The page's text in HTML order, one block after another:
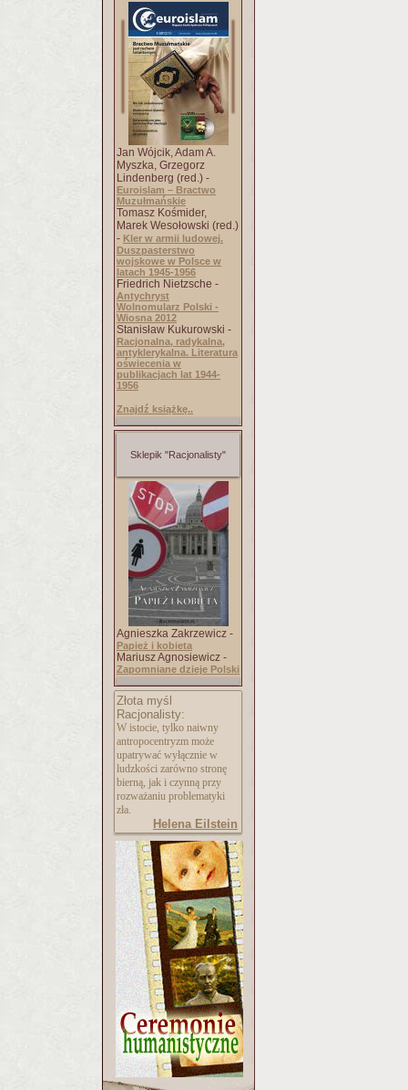
Jan Wójcik, Adam A.
Myszka, Grzegorz
Lindenberg (red.) -
Euroislam – Bractwo
Muzułmańskie
Tomasz Kośmider,
Marek Wesołowski (red.)
- Kler w armii ludowej.
Duszpasterstwo
wojskowe w Polsce w
latach 1945-1956
Friedrich Nietzsche -
Antychryst
Wolnomularz Polski -
Wiosna 2012
Stanisław Kukurowski -
Racjonalna, radykalna,
antyklerykalna. Literatura
oświecenia w
publikacjach lat 1944-
1956
Znajdź książkę..
Sklepik "Racjonalisty"
Agnieszka Zakrzewicz -
Papież i kobieta
Mariusz Agnosiewicz -
Zapomniane dzieje Polski
Złota myśl
Racjonalisty:
W istocie, tylko naiwny
antropocentryzm może
upatrywać wyłącznie w
ludzkości zarówno stronę
bierną, jak i czynną przy
rozważaniu problematyki
zła.
Helena Eilstein